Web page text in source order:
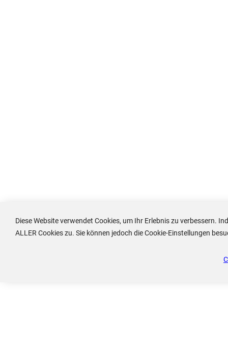
Diese Website verwendet Cookies, um Ihr Erlebnis zu verbessern.
ALLER Cookies zu. Sie können jedoch die Cookie-Einstellungen